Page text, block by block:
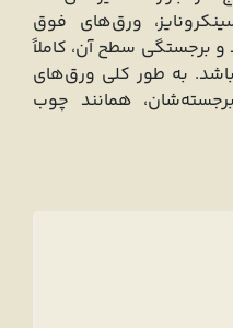
ورق‌‌های فوق
برجستگی سطح آن، کاملاً
به طور کلی ورق‌های
همانند چوب